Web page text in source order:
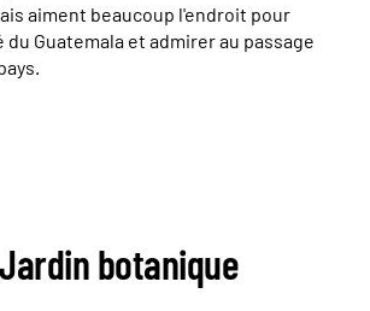
aiment beaucoup l'endroit pour
Guatemala et admirer au passage
botanique